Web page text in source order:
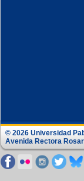
© 2026 Universidad
Avenida Rectora